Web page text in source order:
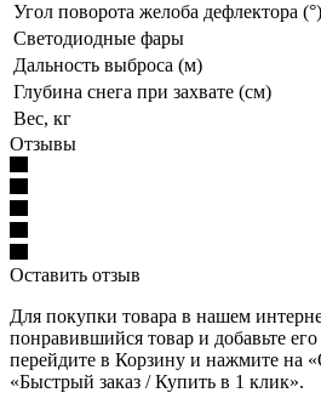
Угол поворота желоба дефлектора (°)
Светодиодные фары
Дальность выброса (м)
Глубина снега при захвате (см)
Вес, кг
Отзывы
Оставить отзыв
Для покупки товара в нашем
понравившийся товар и добавьте
перейдите в Корзину и нажмите на
«Быстрый заказ / Купить в 1 клик».